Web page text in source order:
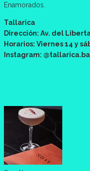
Enamorados.
Tallarica
Dirección: Av. del
Horarios: Viernes 14 y
Instagram: @tallarica.ba